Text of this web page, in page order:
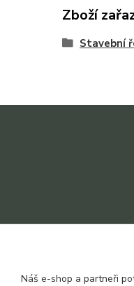
Zboží
Stavební
Náš e-shop a partneři